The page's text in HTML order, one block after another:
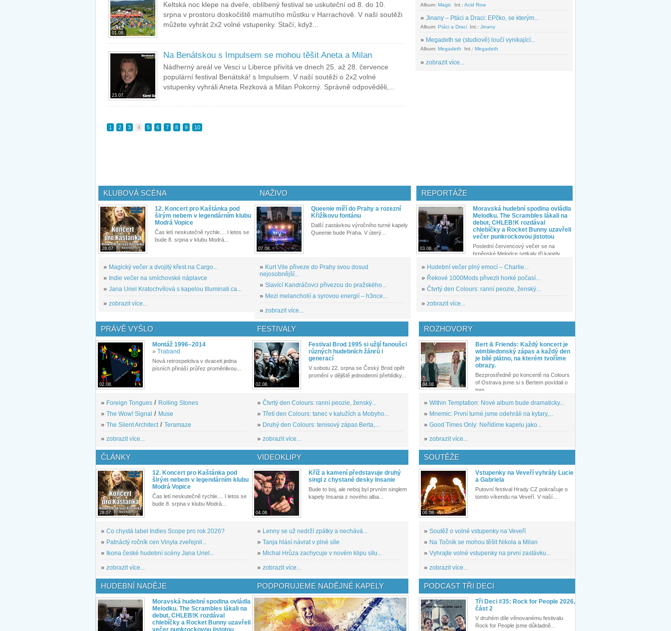
01.08.
Keltská noc klepe na dveře, oblíbený festival se uskuteční od 8. do 10.
srpna v prostoru doskočiště mamutího můstku v Harrachově. V naší soutěži
můžete vyhrát 2x2 volné vstupenky. Stačí, když...
23.07.
Na Benátskou s Impulsem se mohou těšit Aneta a Milan
Nádherný areál ve Vesci u Liberce přivítá ve dnech 25. až 28. července
populární festival Benátská! s Impulsem. V naší soutěži o 2x2 volné
vstupenky vyhráli Aneta Rezková a Milan Pokorný. Správně odpověděli,...
1 2 3 4 5 6 7 8 9 10
Album: Magic Int.: Acid Row
» Jinany – Ptáci a Draci: EPčko, se kterým...
Album: Ptáci a Draci Int.: Jinany
» Megadeth se (studiově) loučí vynikající...
Album: Megadeth Int.: Megadeth
» zobrazit více...
KLUBOVÁ SCÉNA
28.07.
12. Koncert pro Kaštánka pod
širým nebem v legendárním klubu
Modrá Vopice
Čas letí neskutečně rychle.... I letos se
bude 8. srpna v klubu Modrá...
» Magický večer a dvojitý křest na Cargo...
» Indie večer na smíchovské náplavce
» Jana Uriel Kratochvílová s kapelou Illuminati.ca...
» zobrazit více...
NAŽIVO
07.08.
Queenie míří do Prahy a rozezní
Křižíkovu fontánu
Další zastávkou výročního turné kapely
Queenie bude Praha. V úterý...
» Kurt Vile přiveze do Prahy svou dosud
nejosobnější...
» Slavící Kandráčovci přivezou do pražského...
» Mezi melancholií a syrovou energií – h3nce...
» zobrazit více...
REPORTÁŽE
03.08.
Moravská hudební spodina ovládla
Melodku. The Scrambles lákali na
debut, CHLEB!K rozdával
chlebíčky a Rocket Bunny uzavřeli
večer punkrockovou jistotou
Poslední červencový večer se na
brněnské Melodce setkaly tři kapely...
» Hudební večer plný emocí – Charlie...
» Řekové 1000Mods přivezli horké počasí...
» Čtvrtý den Colours: ranní peozie, ženský...
» zobrazit více...
PRÁVĚ VYŠLO
02.08.
Montáž 1996–2014
» Traband
Nová retrospektiva v dvaceti jedna
písních přináší průřez proměnlivou...
» Foreign Tongues / Rolling Stones
» The Wow! Signal / Muse
» The Silent Architect / Teramaze
» zobrazit více...
FESTIVALY
02.08.
Festival Brod 1995 si užijí fanoušci
různých hudebních žánrů i
generací
V sobotu 22. srpna se Český Brod opět
promění v dějiště jednodenní přehlídky...
» Čtvrtý den Colours: ranní peozie, ženský...
» Třetí den Colours: tanec v kalužích a Mobyho...
» Druhý den Colours: tenisový zápas Berta,...
» zobrazit více...
ROZHOVORY
04.08.
Bert & Friends: Každý koncert je
wimbledonský zápas a každý den
je bílé plátno, na kterém tvoříme
obrazy.
Bezprostředně po koncertě na Colours
of Ostrava jsme si s Bertem povídali o
tom,...
» Within Temptation: Nové album bude dramaticky...
» Mnemic: První turné jsme odehráli na kytary,...
» Good Times Only: Neřídíme kapelu jako...
» zobrazit více...
ČLÁNKY
28.07.
12. Koncert pro Kaštánka pod
širým nebem v legendárním klubu
Modrá Vopice
Čas letí neskutečně rychle.... I letos se
bude 8. srpna v klubu Modrá...
» Co chystá label Indies Scope pro rok 2026?
» Patnáctý ročník cen Vinyla zveřejnil...
»
Ikona české hudební scény Jana Uriel...
» zobrazit více...
VIDEOKLIPY
04.08.
Kříž a kamení představuje druhý
singl z chystané desky Insanie
Bude to boj, ale neboj byl prvním singlem
kapely Insania z nového alba...
» Lenny se už nedrží zpátky a nechává...
» Tanja hlásí návrat v plné síle
» Michal Hrůza zachycuje v novém klipu sílu...
» zobrazit více...
SOUTĚŽE
06.08.
Vstupenky na Veveří vyhrály Lucie
a Gabriela
Putovní festival Hrady CZ pokračuje o
tomto víkendu na Veveří. V naší...
» Soutěž o volné vstupenky na Veveří
» Na Točník se mohou těšit Nikola a Milan
» Vyhrajte volné vstupenky na první zastávku...
» zobrazit více...
HUDEBNÍ NADĚJE
Moravská hudební spodina ovládla
Melodku. The Scrambles lákali na
debut, CHLEB!K rozdával
chlebíčky a Rocket Bunny uzavřeli
večer punkrockovou jistotou
PODPORUJEME NADĚJNÉ KAPELY PODCAST TŘI DECI
Tři Deci #35: Rock for People 2026,
část 2
V druhém díle věnovanému festivalu
Rock for People jsme důkladně...